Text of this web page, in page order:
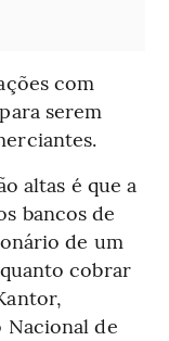
com
serem
altas é que a
bancos de
de um
cobrar
Nacional de